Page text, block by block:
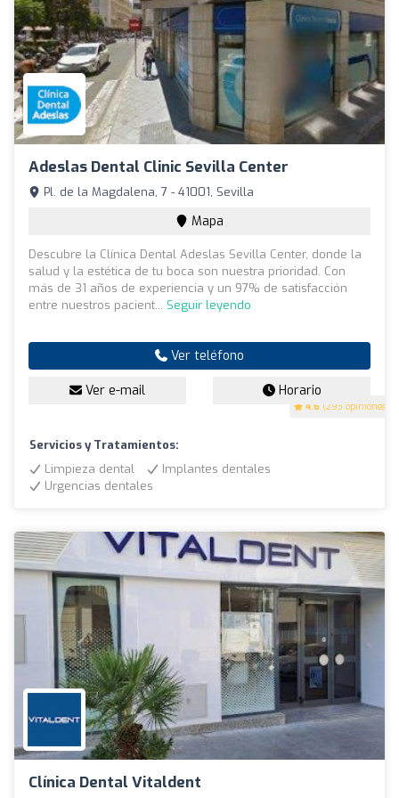
Adeslas Dental Clinic Sevilla Center
4.6 (293 opiniones)
Pl. de la Magdalena, 7 - 41001, Sevilla
Mapa
Descubre la Clínica Dental Adeslas Sevilla Center, donde la
salud y la estética de tu boca son nuestra prioridad. Con
más de 31 años de experiencia y un 97% de satisfacción
entre nuestros pacient... Seguir leyendo
Ver teléfono
Ver e-mail Horario
Servicios y Tratamientos:
Limpieza dental
Implantes dentales
Urgencias dentales
Clínica Dental Vitaldent